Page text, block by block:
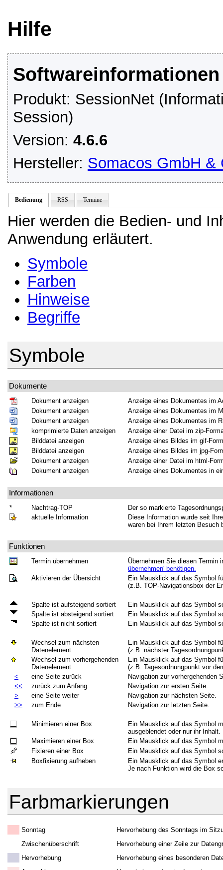
Hilfe
Softwareinformationen
Produkt: SessionNet
Session)
Version: 4.6.6
Hersteller: Somacos GmbH &
Bedienung RSS Termine
Hier werden die Bedien- und
Anwendung erläutert.
Symbole
Farben
Hinweise
Begriffe
Symbole
Dokumente
Dokument anzeigen
Anzeige eines Dokumentes im
Dokument anzeigen
Anzeige eines Dokumentes im
Dokument anzeigen
Anzeige eines Dokumentes im
komprimierte Daten anzeigen
Anzeige einer Datei im zip-
Bilddatei anzeigen
Anzeige eines Bildes im gif-
Bilddatei anzeigen
Anzeige eines Bildes im jpg-
Dokument anzeigen
Anzeige einer Datei im html-
Dokument anzeigen
Anzeige eines Dokumentes in
Informationen
* Nachtrag-TOP
Der so markierte
aktuelle Information
Diese Information wurde seit
waren bei Ihrem letzten Besuch
Funktionen
Termin übernehmen
Übernehmen Sie diesen Termin
übernehmen' benötigen.
Aktivieren der Übersicht
Ein Mausklick auf das Symbol
(z.B. TOP-Navigationsbox der
Spalte ist aufsteigend sortiert
Ein Mausklick auf das Symbol
Spalte ist absteigend sortiert
Ein Mausklick auf das Symbol
Spalte ist nicht sortiert
Ein Mausklick auf das Symbol
Wechsel zum nächsten
Datenelement
Ein Mausklick auf das Symbol
(z.B. nächster
Wechsel zum vorhergehenden
Datenelement
Ein Mausklick auf das Symbol
(z.B. Tagesordnungpunkt vor
<
eine Seite zurück
Navigation zur vorhergehenden
<<
zurück zum Anfang
Navigation zur ersten Seite.
>
eine Seite weiter
Navigation zur nächsten Seite.
>>
zum Ende Navigation zur letzten Seite.
Minimieren einer Box
Ein Mausklick auf das Symbol
ausgeblendet oder nur ihr Inhalt.
Maximieren einer Box
Ein Mausklick auf das Symbol
Fixieren einer Box
Ein Mausklick auf das Symbol
Boxfixierung aufheben
Ein Mausklick auf das Symbol
Je nach Funktion wird die Box
Farbmarkierungen
Sonntag
Hervorhebung des Sonntags im
Zwischenüberschrift
Hervorhebung einer Zeile zur
Hervorhebung
Hervorhebung eines besonderen